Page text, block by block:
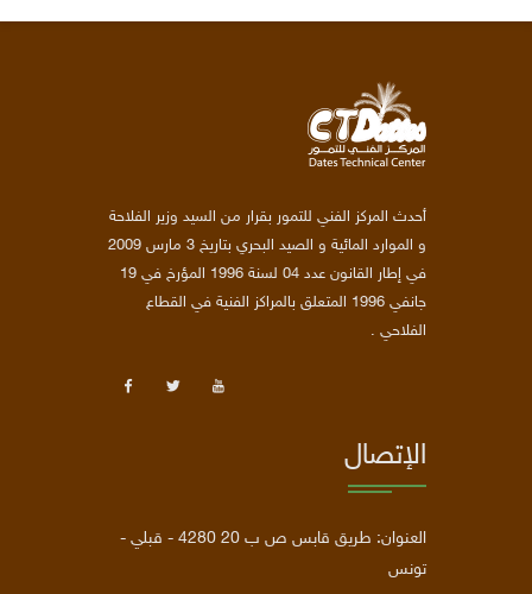
أحدث المركز الفني للتمور بقرار من السيد وزير الفلاحة
و الموارد المائية و الصيد البحري بتاريخ 3 مارس 2009
في إطار القانون عدد 04 لسنة 1996 المؤرخ في 19
جانفي 1996 المتعلق بالمراكز الفنية في القطاع
الفلاحي .
الإتصال
العنوان: طريق قابس ص ب 20 4280 - قبلي -
تونس